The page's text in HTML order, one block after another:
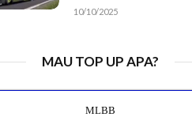
10/10/2025
MAU TOP UP APA?
MLBB